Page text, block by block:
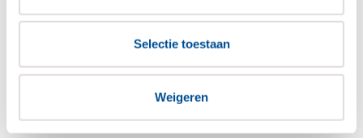
Selectie toestaan
Weigeren
focus op de bouwsector en heeft ons
gevraagd om samen een stand te
van werkplekken en de ICT-infrastructuur
levert Xaris ook reeds 24×7 monitoring &
response diensten (SOC) van Masero
aan een aantal klanten in de bouwsector.